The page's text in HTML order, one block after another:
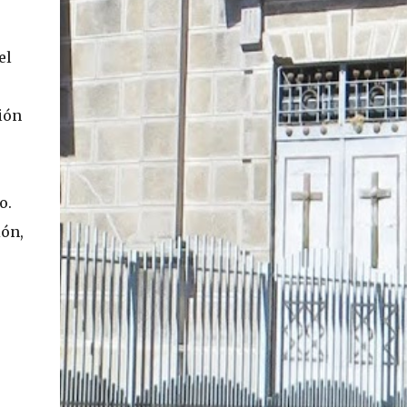
En concreto, las personas podrán acceder a
su carnet y/o pasaporte en una aplicación
móvil del Registro Civil, la cual estará
disponible en iOS y Android. El director del
Registro Civil, Omar Morales, detalló que
"quien renueve a partir del 16 de diciembre,
y pasaporte digital. Van a tener la
funcionalidad en su celular a partir de una
app especial, que va a permitir que a través
de pruebas de vida se asegure que la
persona es quien dice ser". Morales también
detalló, en el matinal "Mucho Gusto" de
Mega, las importantes medidas de
seguridad ...